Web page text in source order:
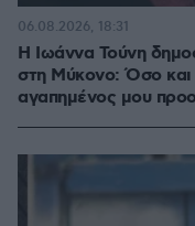
Η Ιωάννα Τούνη
στη Μύκονο: Όσο και
αγαπημένος μου
06.08.2026, 18:31